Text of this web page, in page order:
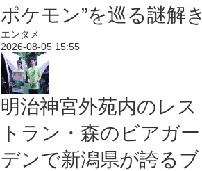
ポケモン”を巡る謎解き
エンタメ
2026-08-05 15:55
明治神宮外苑内のレス
トラン・森のビアガー
デンで新潟県が誇るブ